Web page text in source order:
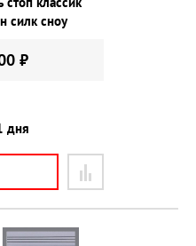
силк сноу
₽
дня